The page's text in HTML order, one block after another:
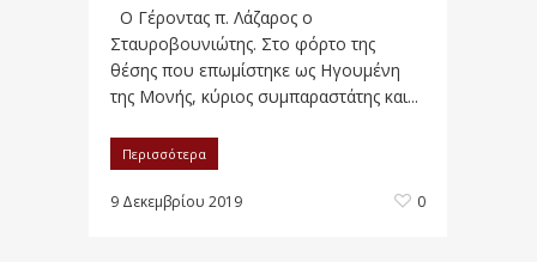
Ο Γέροντας π. Λάζαρος ο
Σταυροβουνιώτης. Στο φόρτο της
θέσης που επωμίστηκε ως Ηγουμένη
της Μονής, κύριος συμπαραστάτης και...
Περισσότερα
9 Δεκεμβρίου 2019 0